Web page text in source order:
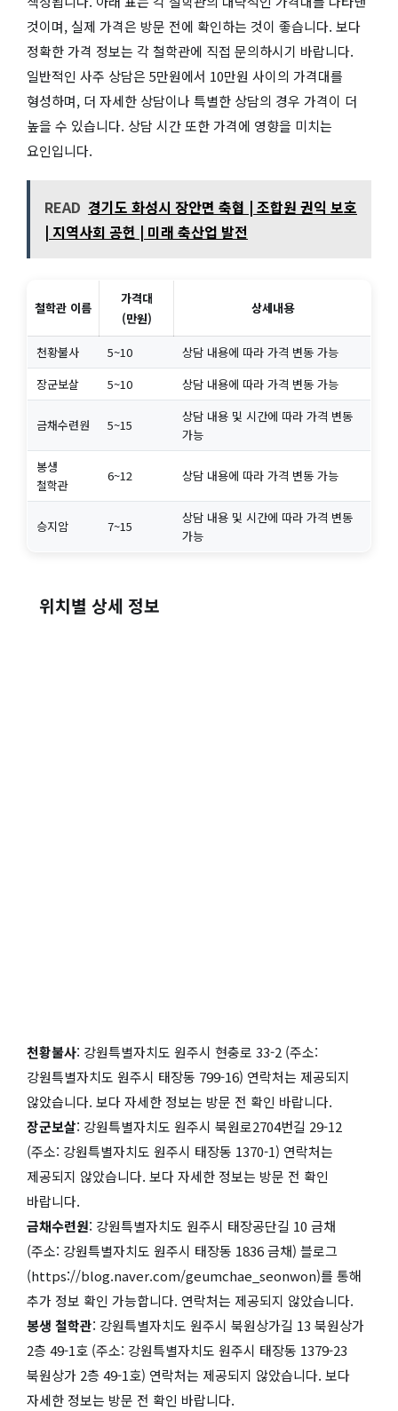
것이며, 실제 가격은 방문 전에 확인하는 것이 좋습니다. 보다
정확한 가격 정보는 각 철학관에 직접 문의하시기 바랍니다.
일반적인 사주 상담은 5만원에서 10만원 사이의 가격대를
형성하며, 더 자세한 상담이나 특별한 상담의 경우 가격이 더
높을 수 있습니다. 상담 시간 또한 가격에 영향을 미치는
요인입니다.
READ 경기도 화성시 장안면 축협 | 조합원 권익 보호
| 지역사회 공헌 | 미래 축산업 발전
철학관 이름
가격대
(만원)
상세내용
천황불사 5~10
상담 내용에 따라 가격 변동 가능
장군보살
5~10 상담 내용에 따라 가격 변동 가능
금채수련원 5~15
상담 내용 및 시간에 따라 가격 변동
가능
봉생
철학관
6~12 상담 내용에 따라 가격 변동 가능
승지암 7~15
상담 내용 및 시간에 따라 가격 변동
가능
위치별 상세 정보
천황불사: 강원특별자치도 원주시 현충로 33-2 (주소:
강원특별자치도 원주시 태장동 799-16) 연락처는 제공되지
않았습니다. 보다 자세한 정보는 방문 전 확인 바랍니다.
장군보살: 강원특별자치도 원주시 북원로2704번길 29-12
(주소: 강원특별자치도 원주시 태장동 1370-1) 연락처는
제공되지 않았습니다. 보다 자세한 정보는 방문 전 확인
바랍니다.
금채수련원: 강원특별자치도 원주시 태장공단길 10 금채
(주소: 강원특별자치도 원주시 태장동 1836 금채) 블로그
(https://blog.naver.com/geumchae_seonwon)를 통해
추가 정보 확인 가능합니다. 연락처는 제공되지 않았습니다.
봉생 철학관: 강원특별자치도 원주시 북원상가길 13 북원상가
2층 49-1호 (주소: 강원특별자치도 원주시 태장동 1379-23
북원상가 2층 49-1호) 연락처는 제공되지 않았습니다. 보다
자세한 정보는 방문 전 확인 바랍니다.